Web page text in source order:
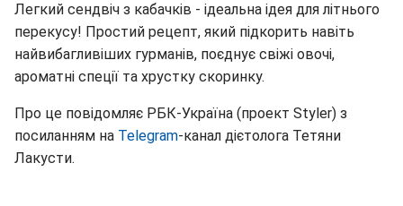
Легкий сендвіч з кабачків - ідеальна ідея для літнього
перекусу! Простий рецепт, який підкорить навіть
найвибагливіших гурманів, поєднує свіжі овочі,
ароматні спеції та хрустку скоринку.
Про це повідомляє РБК-Україна (проект Styler) з
посиланням на Telegram-канал дієтолога Тетяни
Лакусти.